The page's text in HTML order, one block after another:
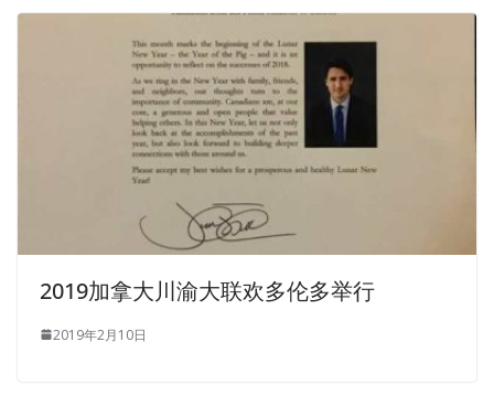
2019加拿大川渝大联欢多伦多举行
2019年2月10日